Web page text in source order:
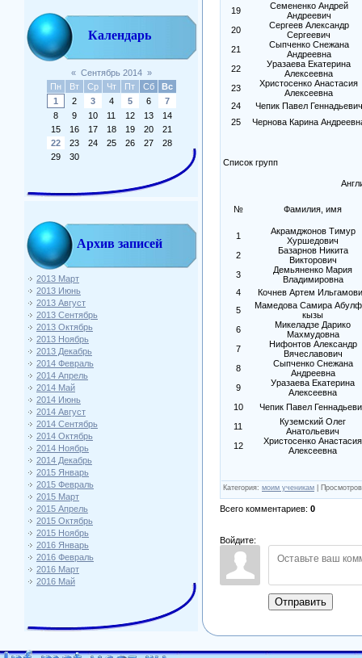
Календарь
« Сентябрь 2014 »
Пн
Вт Ср Чт Пт Сб
Вс
1
2 3 4 5 6
7
8
9 10 11 12 13
14
15
16 17 18 19 20
21
22
23 24 25 26 27
28
29
30
Архив записей
2013 Март
2013 Июнь
2013 Август
2013 Сентябрь
2013 Октябрь
2013 Ноябрь
2013 Декабрь
2014 Февраль
2014 Апрель
2014 Май
2014 Июнь
2014 Август
2014 Сентябрь
2014 Октябрь
2014 Ноябрь
2014 Декабрь
2015 Январь
2015 Февраль
2015 Март
2015 Апрель
2015 Октябрь
2015 Ноябрь
2016 Январь
2016 Февраль
2016 Март
2016 Май
19
Семененко Андрей
Андреевич
20
Сергеев Александр
Сергеевич
21
Сыпченко Снежана
Андреевна
22
Уразаева Екатерина
Алексеевна
23
Христосенко Анастасия
Алексеевна
24
Чепик Павел Геннадьевич
25
Чернова Карина
Список групп
№ Фамилия, имя
1
Акрамджонов Тимур
Хуршедович
2
Базарнов Никита
Викторович
3
Демьяненко Мария
Владимировна
4
Кочнев Артем
5
Мамедова Самира
кызы
6
Микеладзе Дарико
Махмудовна
7
Нифонтов Александр
Вячеславович
8
Сыпченко Снежана
Андреевна
9
Уразаева Екатерина
Алексеевна
10
Чепик Павел
11
Куземский Олег
Анатольевич
12
Христосенко Анастасия
Алексеевна
Категория: моим ученикам Просмотров
Всего комментариев: 0
Войдите:
Отправить